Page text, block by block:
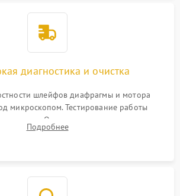
диагностика и очистка
шлейфов диафрагмы и мотора
микроскопом. Тестирование работы
привода. Очистка оптических элементов
влаги и грибка спецрастворами без
Подробнее